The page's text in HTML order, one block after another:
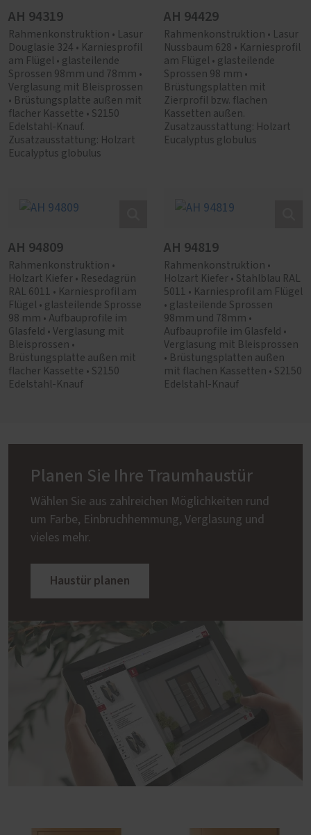
AH 94319
Rahmenkonstruktion • Lasur
Douglasie 324 • Karniesprofil
am Flügel • glasteilende
Sprossen 98mm und 78mm •
Verglasung mit Bleisprossen
• Brüstungsplatte außen mit
flacher Kassette • S2150
Edelstahl-Knauf.
Zusatzausstattung: Holzart
Eucalyptus globulus
AH 94429
Rahmenkonstruktion • Lasur
Nussbaum 628 • Karniesprofil
am Flügel • glasteilende
Sprossen 98 mm •
Brüstungsplatten mit
Zierprofil bzw. flachen
Kassetten außen.
Zusatzausstattung: Holzart
Eucalyptus globulus
AH 94809
Rahmenkonstruktion •
Holzart Kiefer • Resedagrün
RAL 6011 • Karniesprofil am
Flügel • glasteilende Sprosse
98 mm • Aufbauprofile im
Glasfeld • Verglasung mit
Bleisprossen •
Brüstungsplatte außen mit
flacher Kassette • S2150
Edelstahl-Knauf
AH 94819
Rahmenkonstruktion •
Holzart Kiefer • Stahlblau RAL
5011 • Karniesprofil am Flügel
• glasteilende Sprossen
98mm und 78mm •
Aufbauprofile im Glasfeld •
Verglasung mit Bleisprossen
• Brüstungsplatten außen
mit flachen Kassetten • S2150
Edelstahl-Knauf
Planen Sie Ihre Traumhaustür
Wählen Sie aus zahlreichen Möglichkeiten rund
um Farbe, Einbruchhemmung, Verglasung und
vieles mehr.
Haustür planen